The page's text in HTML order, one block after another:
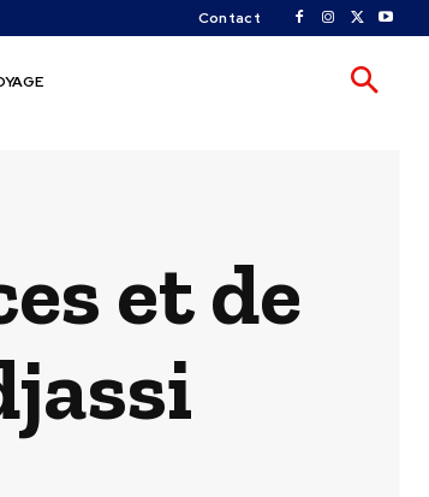
Contact
et de